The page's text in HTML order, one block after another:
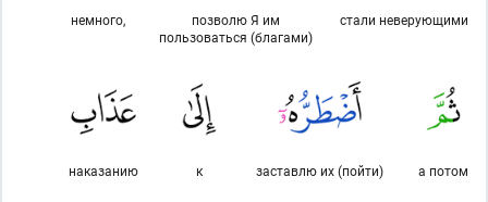
стали неверующими
позволю Я им
пользоваться (благами)
немного,
а потом
заставлю их (пойти)
к
наказанию